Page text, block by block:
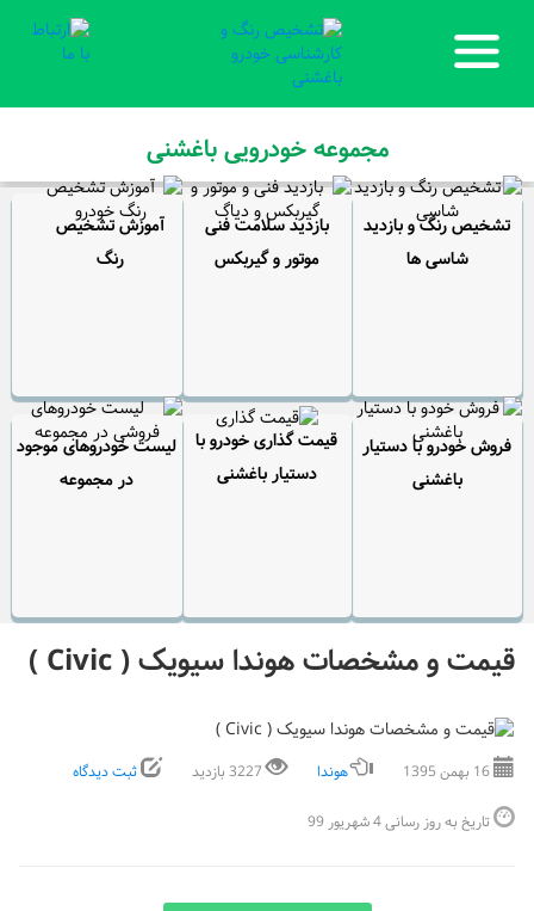
مجموعه خودرویی باغشنی
تشخیص رنگ و بازدید
شاسی ها
بازدید سلامت فنی
موتور و گیربکس
آموزش تشخیص
رنگ
فروش خودرو با دستیار
باغشنی
قیمت گذاری خودرو با
دستیار باغشنی
لیست خودروهای موجود
در مجموعه
قیمت و مشخصات هوندا سیویک ( Civic )
16 بهمن 1395 هوندا 3227 بازدید ثبت دیدگاه
تاریخ به روز رسانی 4 شهریور 99